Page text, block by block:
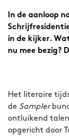
In de aanloop
in de kijker.
nu mee bezig?
Het literaire
de Sampler
ontluikend
opgericht door